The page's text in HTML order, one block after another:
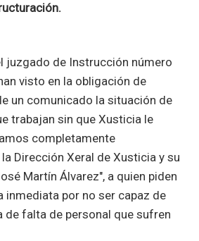
juzgado de Instrucción número
visto en la obligación de
un comunicado la situación de
trabajan sin que Xusticia le
completamente
Dirección Xeral de Xusticia y su
Martín Álvarez", a quien piden
inmediata por no ser capaz de
de falta de personal que sufren